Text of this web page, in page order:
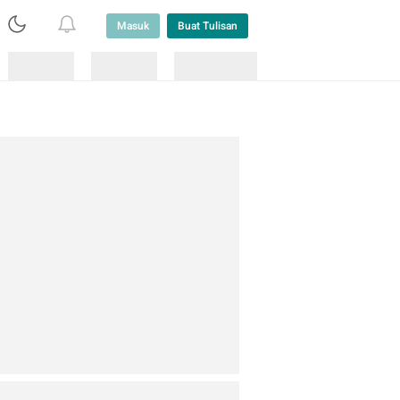
Masuk Buat Tulisan